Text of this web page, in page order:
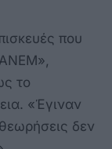
που
το
«Έγιναν
δεν